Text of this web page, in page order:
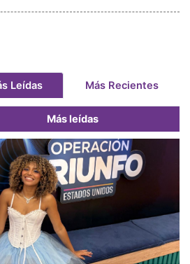
Leídas Más Recientes
Más leídas